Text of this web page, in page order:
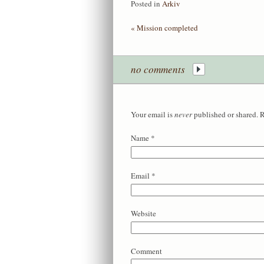
Posted in Arkiv
« Mission completed
no comments
Your email isneverpublished or shared.
Name *
Email *
Website
Comment